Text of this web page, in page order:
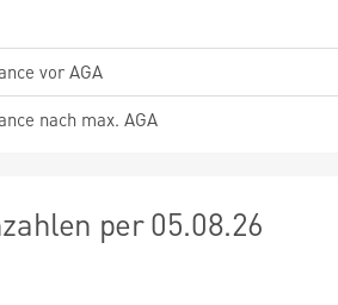
vor AGA
nach max. AGA
per 05.08.26